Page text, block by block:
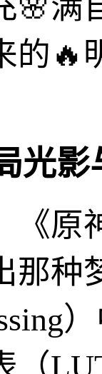
🌸满
的🔥
光
《原
那种
（